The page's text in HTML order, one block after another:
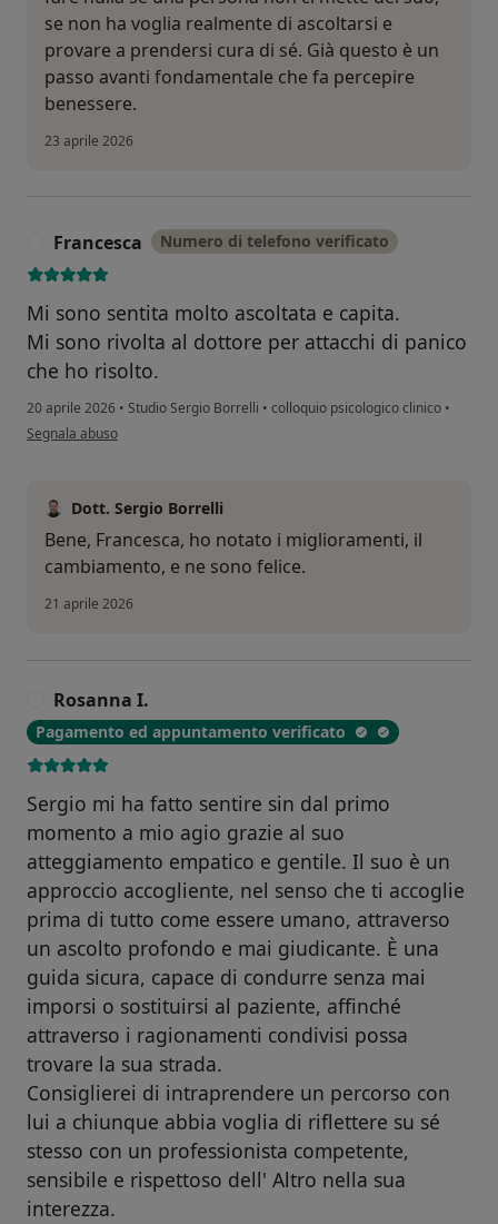
se non ha voglia realmente di ascoltarsi e
provare a prendersi cura di sé. Già questo è un
passo avanti fondamentale che fa percepire
benessere.
23 aprile 2026
Francesca Numero di telefono verificato
Mi sono sentita molto ascoltata e capita.
Mi sono rivolta al dottore per attacchi di panico
che ho risolto.
20 aprile 2026 • Studio Sergio Borrelli • colloquio psicologico clinico •
secondo l'opinione dell'utente Francesca
Segnala abuso
Dott. Sergio Borrelli
Bene, Francesca, ho notato i miglioramenti, il
cambiamento, e ne sono felice.
21 aprile 2026
Rosanna I.
Pagamento ed appuntamento verificato
Sergio mi ha fatto sentire sin dal primo
momento a mio agio grazie al suo
atteggiamento empatico e gentile. Il suo è un
approccio accogliente, nel senso che ti accoglie
prima di tutto come essere umano, attraverso
un ascolto profondo e mai giudicante. È una
guida sicura, capace di condurre senza mai
imporsi o sostituirsi al paziente, affinché
attraverso i ragionamenti condivisi possa
trovare la sua strada.
Consiglierei di intraprendere un percorso con
lui a chiunque abbia voglia di riflettere su sé
stesso con un professionista competente,
sensibile e rispettoso dell' Altro nella sua
interezza.